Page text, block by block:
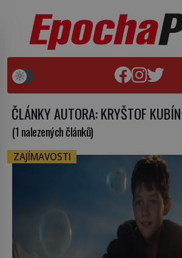
ČLÁNKY AUTORA: KRYŠTOF KUBÍN
(1 nalezených článků)
ZAJÍMAVOSTI